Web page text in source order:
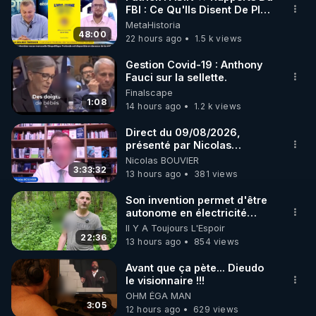
🌱 INSTAGRAM
https://www.instagram.com/rdlr_thierrycasasnovas/
http://rgnr.li/instagram
🌱 LA NEWSLETTER
Pour ne pas rater l’actualité RGNR (stages,
http://rgnr.li/news
🌱 VIDÉOS NON CENSURÉES SUR ODYSEE
Toutes les vidéos Youtube sont aussi sur la
http://rgnr.li/odysee
🌱 LES STAGES EN PRÉSENTIEL
http://rgnr.li/stages
48:00
FBI : Ce Qu'Ils Disent De Plus
Grave Sur Hitler
MetaHistoria
22 hours ago
1.5 k views
1:08
Gestion Covid-19 : Anthony
Fauci sur la sellette.
Finalscape
14 hours ago
1.2 k views
3:33:32
Direct du 09/08/2026,
présenté par Nicolas
BOUVIER
Nicolas BOUVIER
13 hours ago
381 views
22:36
Son invention permet d'être
autonome en électricité
avec un simple ruisseau
Il Y A Toujours L'Espoir
13 hours ago
854 views
3:05
Avant que ça pète... Dieudo
le visionnaire !!!
OHM ÉGA MAN
12 hours ago
629 views